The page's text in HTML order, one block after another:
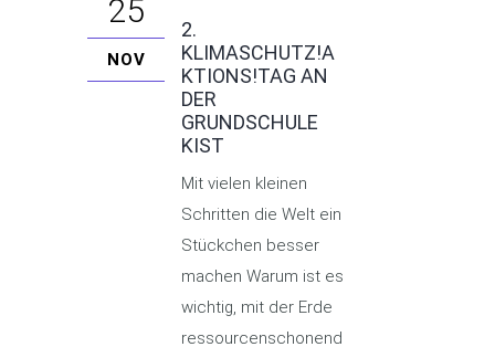
25
NOV
2.
KLIMASCHUTZ!A
KTIONS!TAG AN
DER
GRUNDSCHULE
KIST
Mit vielen kleinen
Schritten die Welt ein
Stückchen besser
machen Warum ist es
wichtig, mit der Erde
ressourcenschonend